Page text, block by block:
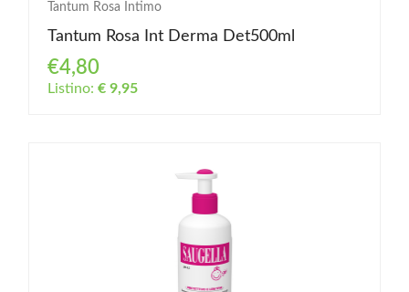
Tantum Rosa Intimo
Tantum Rosa Int Derma Det500ml
€4,80
Listino: € 9,95